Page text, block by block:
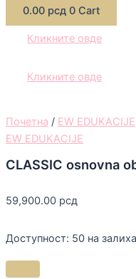
0.00 рсд 0 Cart
Кликните овде
Кликните овде
Почетна / EW EDUKACIJE
EW EDUKACIJE
CLASSIC osnovna
59,900.00 рсд
Доступност: 50 на